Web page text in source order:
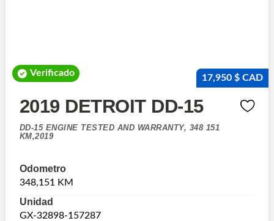
Verificado 17,950 $ CAD
2019 DETROIT DD-15
DD-15 ENGINE TESTED AND WARRANTY, 348 151
KM,2019
Odometro
348,151 KM
Unidad
GX-32898-157287